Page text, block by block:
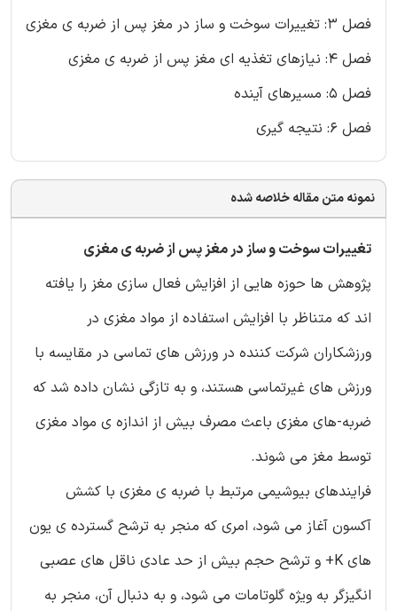
فصل 3: تغییرات سوخت و ساز در مغز پس از ضربه ی مغزی
فصل 4: نیازهای تغذیه ای مغز پس از ضربه ی مغزی
فصل 5: مسیرهای آینده
فصل 6: نتیجه گیری
نمونه متن مقاله خلاصه شده
تغییرات سوخت و ساز در مغز پس از ضربه ی مغزی
پژوهش ها حوزه هایی از افزایش فعال سازی مغز را یافته
اند که متناظر با افزایش استفاده از مواد مغزی در
ورزشکاران شرکت کننده در ورزش های تماسی در مقایسه با
ورزش های غیرتماسی هستند، و به تازگی نشان داده شد که
ضربه-های مغزی باعث مصرف بیش از اندازه ی مواد مغزی
توسط مغز می شوند.
فرایندهای بیوشیمی مرتبط با ضربه ی مغزی با کشش
آکسون آغاز می شود، امری که منجر به ترشح گسترده ی یون
های K+ و ترشح حجم بیش از حد عادی ناقل های عصبی
انگیزگر به ویژه گلوتامات می شود، و به دنبال آن، منجر به